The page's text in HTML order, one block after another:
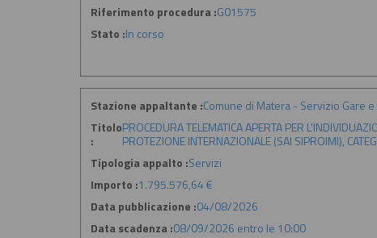
Riferimento procedura :G01575
Stato :In corso
Stazione appaltante :Comune di Matera - Servizio Gare
Titolo
:
PROCEDURA TELEMATICA APERTA PER
PROTEZIONE INTERNAZIONALE (SAI SIPROIMI),
Tipologia appalto :Servizi
Importo :1.795.576,64 €
Data pubblicazione :04/08/2026
Data scadenza :08/09/2026 entro le 10:00